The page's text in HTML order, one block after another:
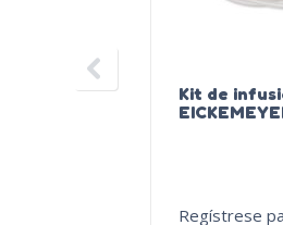
Kit de
Regístrese